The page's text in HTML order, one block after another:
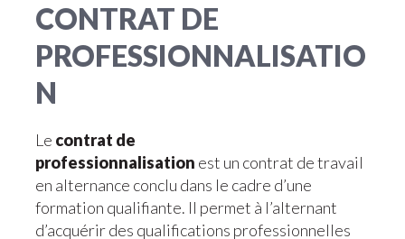
CONTRAT DE
PROFESSIONNALISATIO
N
Le contrat de
professionnalisation est un contrat de travail
en alternance conclu dans le cadre d’une
formation qualifiante. Il permet à l’alternant
d’acquérir des qualifications professionnelles